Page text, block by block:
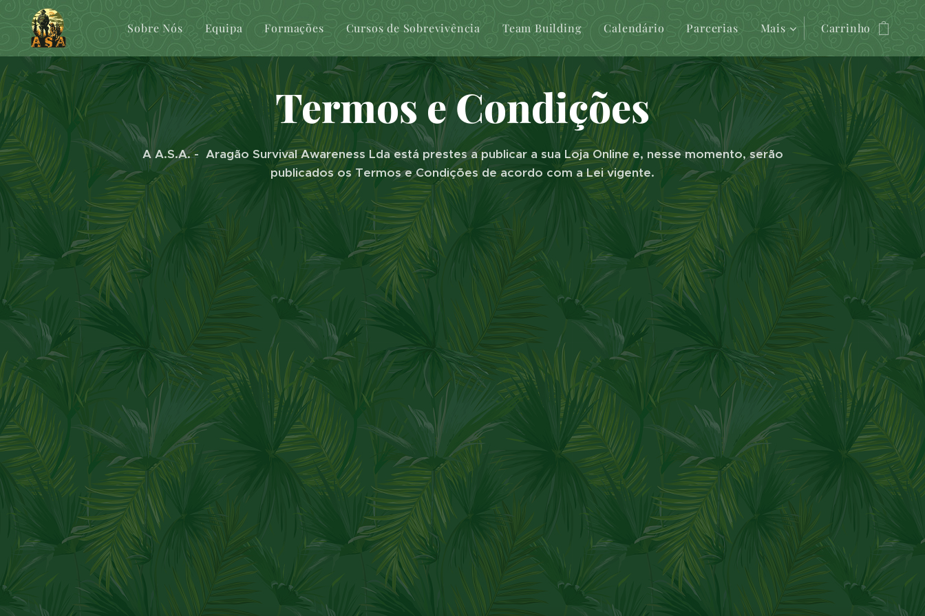
Sobre Nós Equipa Formações Cursos de Sobrevivência Team Building Calendário Parcerias Mais Carrinho
Termos e Condições
A A.S.A. - Aragão Survival Awareness Lda está prestes a publicar a sua Loja Online e, nesse momento, serão
publicados os Termos e Condições de acordo com a Lei vigente.